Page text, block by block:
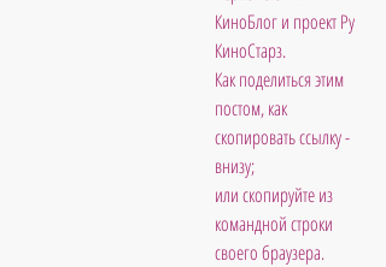
КиноБлог и проект Ру
КиноСтарз.
Как поделиться этим
постом, как
скопировать ссылку -
внизу;
или скопируйте из
командной строки
своего браузера.